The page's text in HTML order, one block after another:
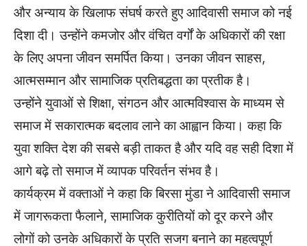
और अन्याय के खिलाफ संघर्ष करते हुए आदिवासी समाज को नई
दिशा दी। उन्होंने कमजोर और वंचित वर्गों के अधिकारों की रक्षा
के लिए अपना जीवन समर्पित किया। उनका जीवन साहस,
आत्मसम्मान और सामाजिक प्रतिबद्धता का प्रतीक है।
उन्होंने युवाओं से शिक्षा, संगठन और आत्मविश्वास के माध्यम से
समाज में सकारात्मक बदलाव लाने का आह्वान किया। कहा कि
युवा शक्ति देश की सबसे बड़ी ताकत है और यदि वह सही दिशा में
आगे बढ़े तो समाज में व्यापक परिवर्तन संभव है।
कार्यक्रम में वक्ताओं ने कहा कि बिरसा मुंडा ने आदिवासी समाज
में जागरूकता फैलाने, सामाजिक कुरीतियों को दूर करने और
लोगों को उनके अधिकारों के प्रति सजग बनाने का महत्वपूर्ण